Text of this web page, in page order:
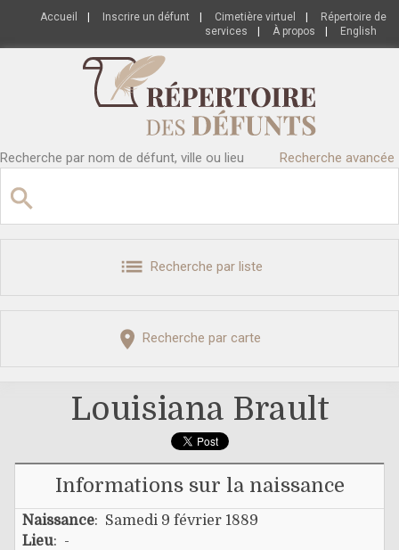
Accueil Inscrire un défunt Cimetière virtuel
Répertoire de
services
À propos English
Recherche par nom de défunt, ville ou lieu Recherche avancée
Recherche par liste
Recherche par carte
Louisiana Brault
Informations sur la naissance
Naissance: Samedi 9 février 1889
Lieu: -